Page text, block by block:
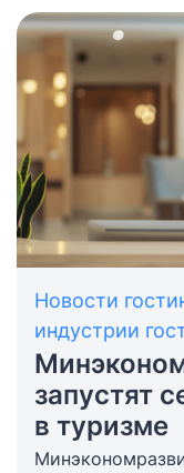
Новости
индустрии
запустят
в туризме